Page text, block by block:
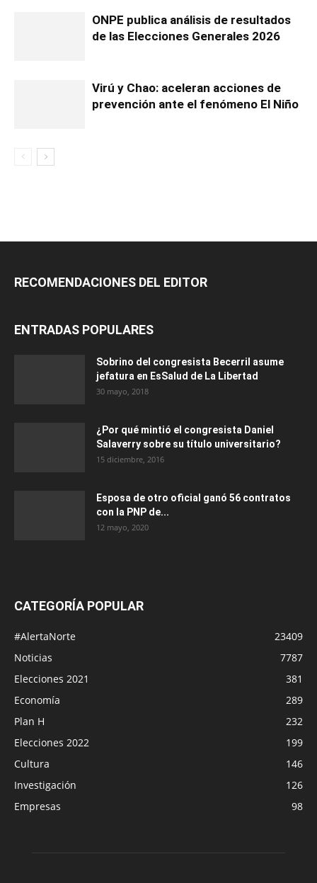
ONPE publica análisis de resultados
de las Elecciones Generales 2026
Virú y Chao: aceleran acciones de
prevención ante el fenómeno El Niño
RECOMENDACIONES DEL EDITOR
ENTRADAS POPULARES
Sobrino del congresista Becerril asume
jefatura en EsSalud de La Libertad
30 mayo, 2018
¿Por qué mintió el congresista Daniel
Salaverry sobre su título universitario?
15 diciembre, 2016
Esposa de otro oficial ganó 56 contratos
con la PNP de...
12 mayo, 2020
CATEGORÍA POPULAR
#AlertaNorte
23409
Noticias
7787
Elecciones 2021
381
Economía
289
Plan H
232
Elecciones 2022
199
Cultura
146
Investigación
126
Empresas
98